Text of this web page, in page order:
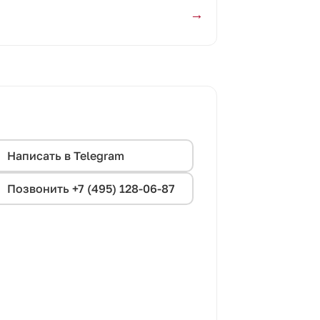
→
Написать в Telegram
Позвонить +7 (495) 128-06-87